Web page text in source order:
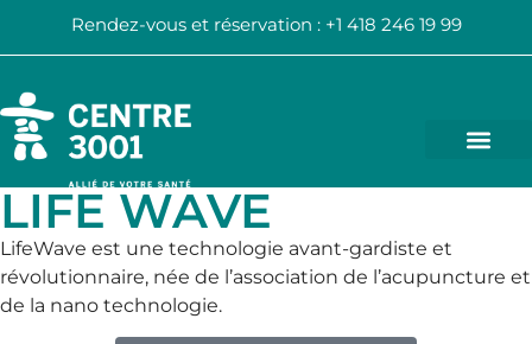
Rendez-vous et réservation : +1 418 246 19 99
LIFE WAVE
LifeWave est une technologie avant-gardiste et
révolutionnaire, née de l’association de l’acupuncture et
de la nano technologie.